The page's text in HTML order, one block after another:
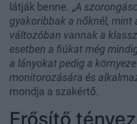
látják benne. „A
gyakoribbak a nőknél,
változóban vannak a
esetben a fiúkat még
a lányokat pedig a
monitorozására és
mondja a szakértő.
Erősítő